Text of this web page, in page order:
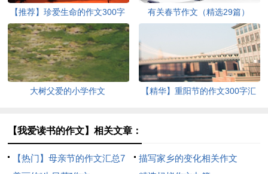
【推荐】珍爱生命的作文300字
集锦六篇
有关春节作文（精选29篇）
大树父爱的小学作文
【精华】重阳节的作文300字汇
【我爱读书的作文】相关文章：
【热门】母亲节的作文汇总7
描写家乡的变化相关作文